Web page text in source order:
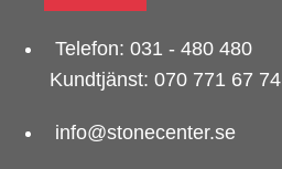
Telefon: 031 - 480 480
Kundtjänst: 070 771 67 74
info@stonecenter.se